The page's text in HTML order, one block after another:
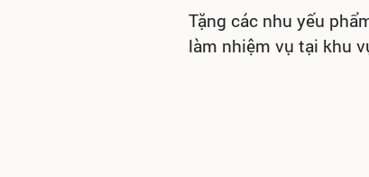
Tặng các nhu yếu
làm nhiệm vụ tại khu